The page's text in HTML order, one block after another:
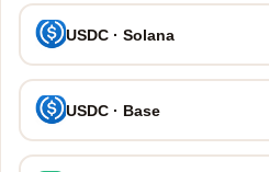
USDC · Solana
USDC · Base